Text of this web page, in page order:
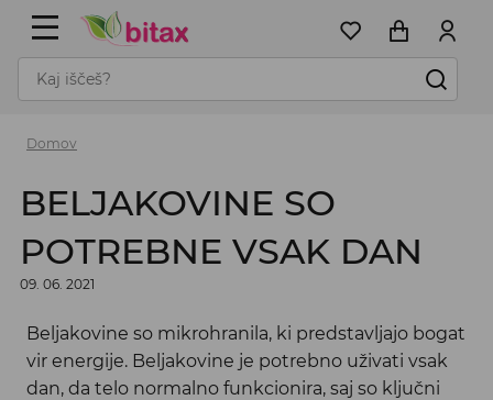
Domov
BELJAKOVINE SO
POTREBNE VSAK DAN
09. 06. 2021
Beljakovine so mikrohranila, ki predstavljajo bogat
vir energije. Beljakovine je potrebno uživati vsak
dan, da telo normalno funkcionira, saj so ključni